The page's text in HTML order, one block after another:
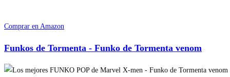
Comprar en Amazon
Funkos de Tormenta - Funko de Tormenta venom